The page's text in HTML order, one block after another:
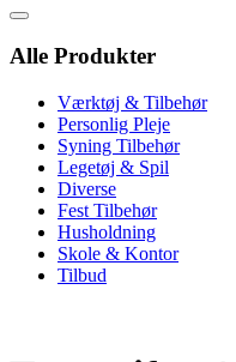
Catalog
Alle Produkter
Værktøj & Tilbehør
Personlig Pleje
Syning Tilbehør
Legetøj & Spil
Diverse
Fest Tilbehør
Husholdning
Skole & Kontor
Tilbud